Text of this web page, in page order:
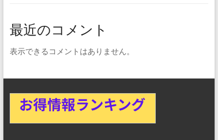
最近のコメント
表示できるコメントはありません。